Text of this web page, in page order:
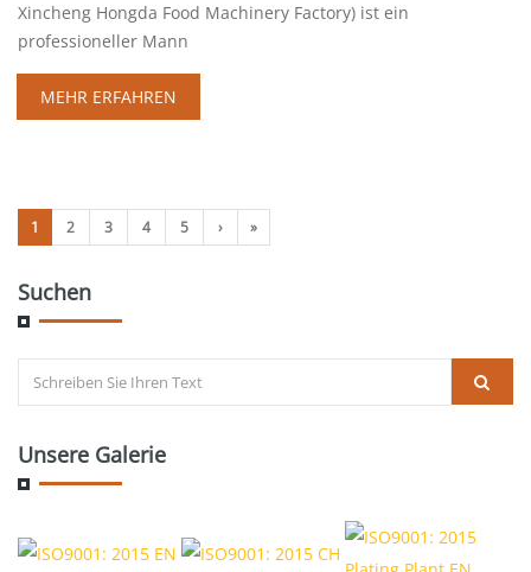
Xincheng Hongda Food Machinery Factory) ist ein
professioneller Mann
MEHR ERFAHREN
1 2 3 4 5 › »
Suchen
Unsere Galerie